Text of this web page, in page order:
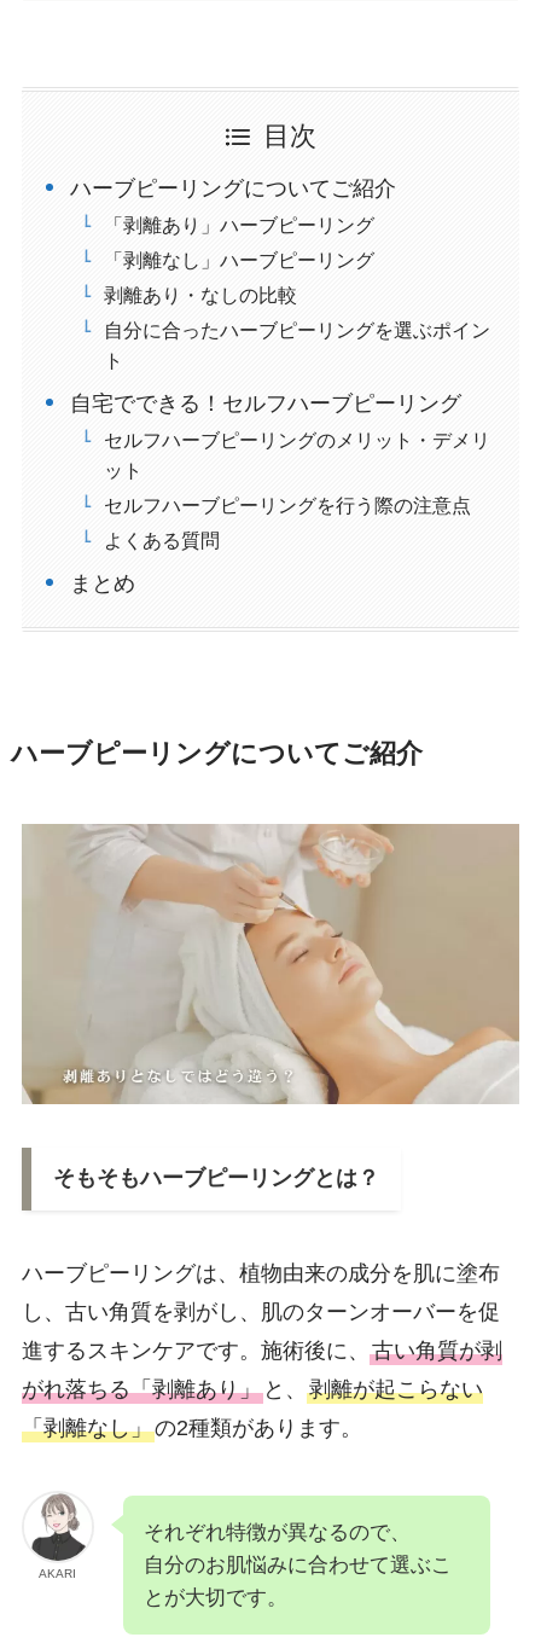
目次
ハーブピーリングについてご紹介
「剥離あり」ハーブピーリング
「剥離なし」ハーブピーリング
剥離あり・なしの比較
自分に合ったハーブピーリングを選ぶポイン
ト
自宅でできる！セルフハーブピーリング
セルフハーブピーリングのメリット・デメリ
ット
セルフハーブピーリングを行う際の注意点
よくある質問
まとめ
ハーブピーリングについてご紹介
そもそもハーブピーリングとは？
ハーブピーリングは、植物由来の成分を肌に塗布
し、古い角質を剥がし、肌のターンオーバーを促
進するスキンケアです。施術後に、 古い角質が剥
がれ落ちる「剥離あり」と、 剥離が起こらない
「剥離なし」の2種類があります。
AKARI
それぞれ特徴が異なるので、
自分のお肌悩みに合わせて選ぶこ
とが大切です。